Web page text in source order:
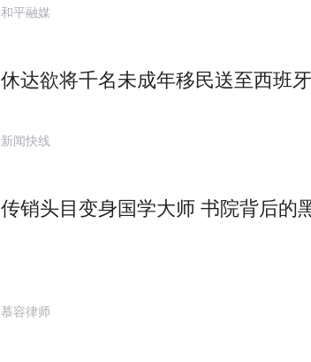
和平融媒
休达欲将千名未成年移民送至西班
新闻快线
传销头目变身国学大师 书院背后的
慕容律师